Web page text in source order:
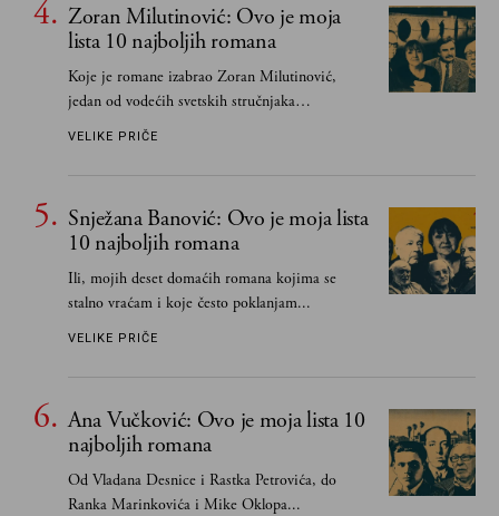
Zoran Milutinović: Ovo je moja
lista 10 najboljih romana
Koje je romane izabrao Zoran Milutinović,
jedan od vodećih svetskih stručnjaka
južnoslovenske književnosti
VELIKE PRIČE
Snježana Banović: Ovo je moja lista
10 najboljih romana
Ili, mojih deset domaćih romana kojima se
stalno vraćam i koje često poklanjam...
VELIKE PRIČE
Ana Vučković: Ovo je moja lista 10
najboljih romana
Od Vladana Desnice i Rastka Petrovića, do
Ranka Marinkovića i Mike Oklopa...